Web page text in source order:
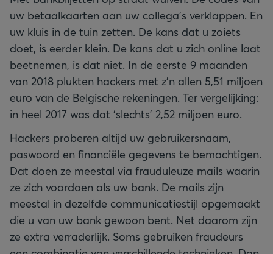
uw betaalkaarten aan uw collega’s verklappen. En
uw kluis in de tuin zetten. De kans dat u zoiets
doet, is eerder klein. De kans dat u zich online laat
beetnemen, is dat niet. In de eerste 9 maanden
van 2018 plukten hackers met z’n allen 5,51 miljoen
euro van de Belgische rekeningen. Ter vergelijking:
in heel 2017 was dat ‘slechts’ 2,52 miljoen euro.
Hackers proberen altijd uw gebruikersnaam,
paswoord en financiële gegevens te bemachtigen.
Dat doen ze meestal via frauduleuze mails waarin
ze zich voordoen als uw bank. De mails zijn
meestal in dezelfde communicatiestijl opgemaakt
die u van uw bank gewoon bent. Net daarom zijn
ze extra verraderlijk. Soms gebruiken fraudeurs